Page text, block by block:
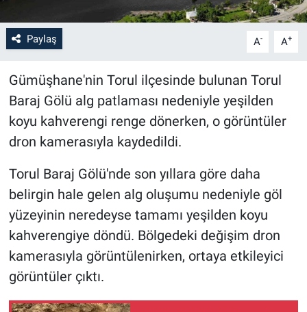
Paylaş A- A+
Gümüşhane'nin Torul ilçesinde bulunan Torul
Baraj Gölü alg patlaması nedeniyle yeşilden
koyu kahverengi renge dönerken, o görüntüler
dron kamerasıyla kaydedildi.
Torul Baraj Gölü'nde son yıllara göre daha
belirgin hale gelen alg oluşumu nedeniyle göl
yüzeyinin neredeyse tamamı yeşilden koyu
kahverengiye döndü. Bölgedeki değişim dron
kamerasıyla görüntülenirken, ortaya etkileyici
görüntüler çıktı.